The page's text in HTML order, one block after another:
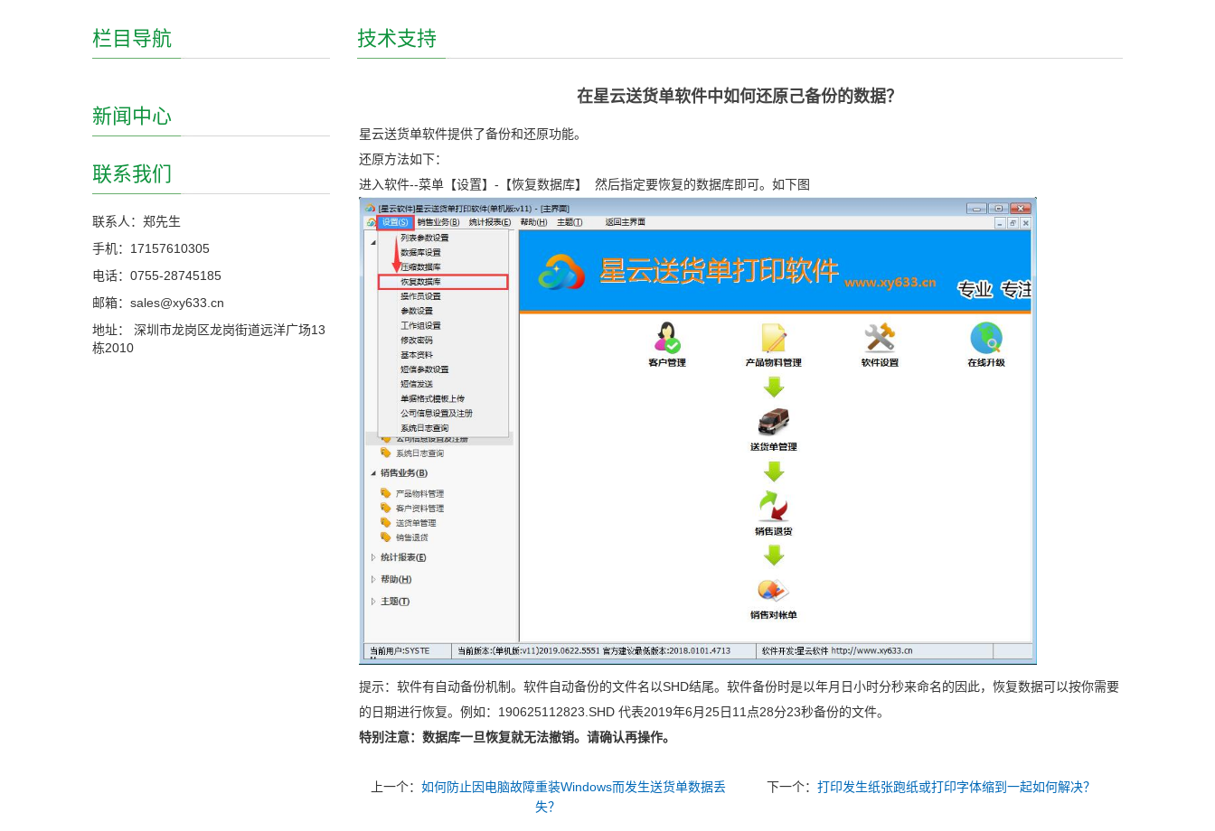
技术支持
在星云送货单软件中如何还原己备份的数据？
星云送货单软件提供了备份和还原功能。
还原方法如下：
进入软件--菜单【设置】-【恢复数据库】 然后指定要恢复的数据库即可。如下图
提示：软件有自动备份机制。软件自动备份的文件名以SHD结尾。软件备份时是以年月日小时分秒来命名的因此，恢复数据可以按你需要
的日期进行恢复。例如：190625112823.SHD 代表2019年6月25日11点28分23秒备份的文件。
特别注意：数据库一旦恢复就无法撤销。请确认再操作。
上一个： 如何防止因电脑故障重装Windows而发生送货单数据丢
失？
下一个：打印发生纸张跑纸或打印字体缩到一起如何解决？
栏目导航
新闻中心
联系我们
联系人：郑先生
手机：17157610305
电话：0755-28745185
邮箱：sales@xy633.cn
地址： 深圳市龙岗区龙岗街道远洋广场13
栋2010